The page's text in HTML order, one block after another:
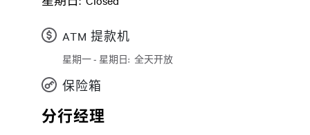
ATM 提款机
日
Time slot
星期一 - 星期日: 全天开放
保险箱
分行经理